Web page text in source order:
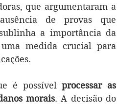
que argumentaram a
de provas que
medida crucial para
é possível processar as
morais. A decisão do